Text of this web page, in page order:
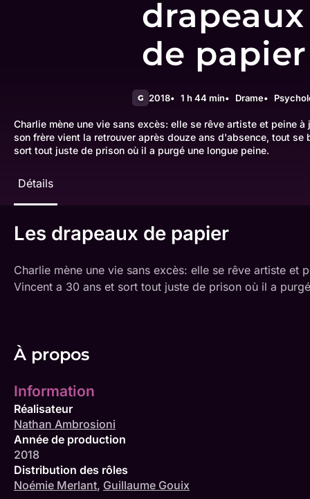
drapeaux
de papier
G 2018 1 h 44 min Drame
Charlie mène une vie sans excès: elle se rêve artiste et peine
son frère vient la retrouver après douze ans d'absence, tout se
sort tout juste de prison où il a purgé une longue peine.
Détails
Les drapeaux de papier
Charlie mène une vie sans excès: elle se rêve artiste
Vincent a 30 ans et sort tout juste de prison où il a
À propos
Information
Réalisateur
Nathan Ambrosioni
Année de production
2018
Distribution des rôles
Noémie Merlant, Guillaume Gouix